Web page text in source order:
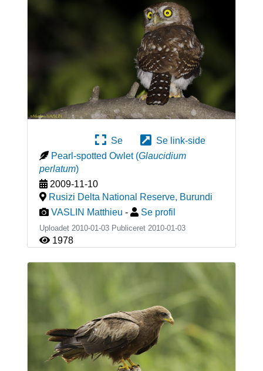
Se
Se link-side
Pearl-spotted Owlet (Glaucidium
perlatum)
2009-11-10
Rusizi Delta National Reserve, Burundi
VASLIN Matthieu - Se profil
Uploadet 2010-01-03 Publiceret 2010-01-03
1978